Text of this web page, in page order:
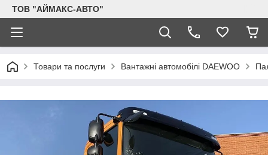
ТОВ "АЙМАКС-АВТО"
Товари та послуги Вантажні автомобілі DAEWOO